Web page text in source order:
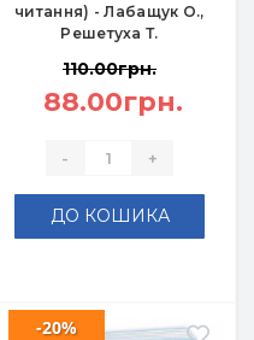
читання) - Лабащук О.,
Решетуха Т.
110.00грн.
88.00грн.
- +
ДО КОШИКА
-20%